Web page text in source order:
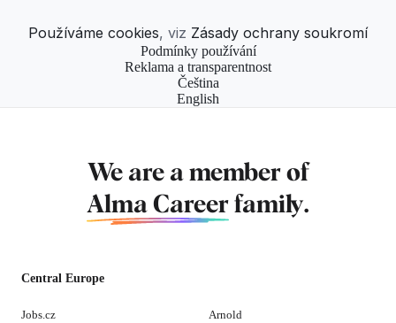
Používáme cookies, viz Zásady ochrany soukromí
Podmínky používání
Reklama a transparentnost
Čeština
English
We are a member of
Alma Career family.
Central Europe
Jobs.cz
Arnold